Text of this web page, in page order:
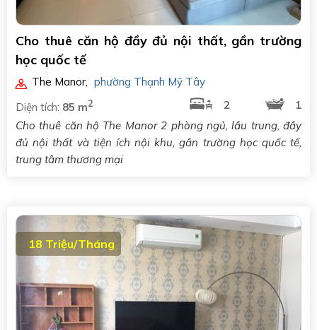
Cho thuê căn hộ đầy đủ nội thất, gần trường
học quốc tế
The Manor, phường Thạnh Mỹ Tây
Diện tích: 85 m2 2
1
Cho thuê căn hộ The Manor 2 phòng ngủ, lầu trung, đầy
đủ nội thất và tiện ích nội khu, gần trường học quốc tế,
trung tâm thương mại
18 Triệu/Tháng